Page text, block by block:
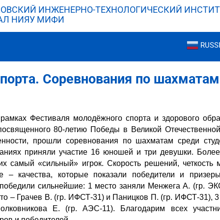
ИНЖЕНЕРНО-ТЕХНОЛОГИЧЕСКИЙ
НИЯУ МИФИ
Соревнования по шахматам
Фестиваля молодёжного спорта и здорового
80-летию Победы в Великой
прошли соревнования по шахматам среди
приняли участие 16 юношей и три девушки. Более
самый «сильный» игрок. Скорость решений, четкость
– качества, которые показали победители и
победили сильнейшие: 1 место заняли Менжега А. (гр.
– Грачев В. (гр. ИФСТ-31) и Паницков П. (гр. ИФСТ-31),
Е. (гр. АЭС-11). Благодарим всех